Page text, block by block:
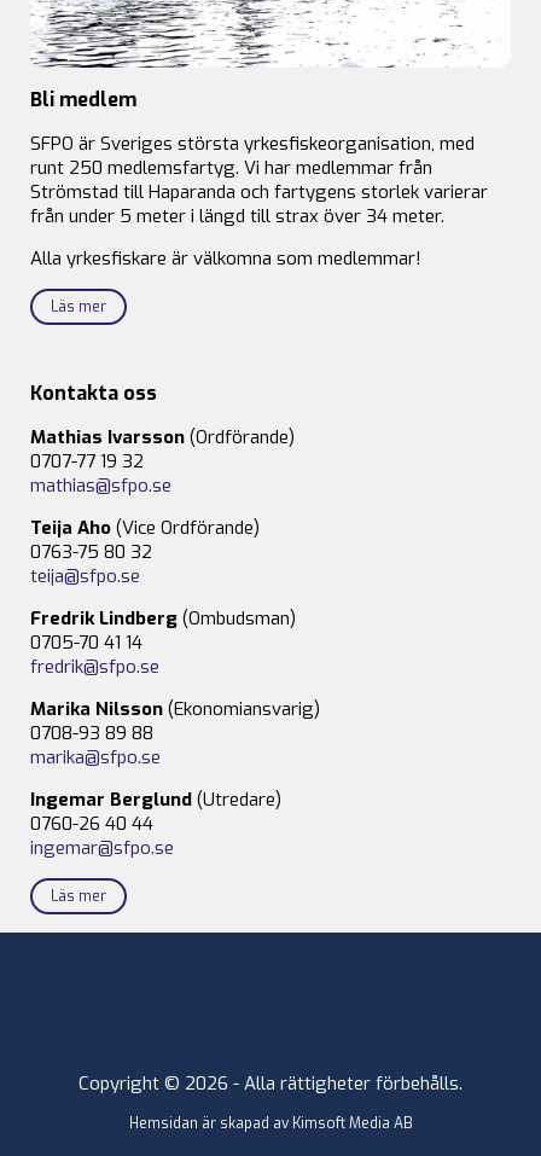
Bli medlem
SFPO är Sveriges största yrkesfiskeorganisation, med
runt 250 medlemsfartyg. Vi har medlemmar från
Strömstad till Haparanda och fartygens storlek varierar
från under 5 meter i längd till strax över 34 meter.
Alla yrkesfiskare är välkomna som medlemmar!
Läs mer
Kontakta oss
Mathias Ivarsson (Ordförande)
0707-77 19 32
mathias@sfpo.se
Teija Aho (Vice Ordförande)
0763-75 80 32
teija@sfpo.se
Fredrik Lindberg (Ombudsman)
0705-70 41 14
fredrik@sfpo.se
Marika Nilsson (Ekonomiansvarig)
0708-93 89 88
marika@sfpo.se
Ingemar Berglund (Utredare)
0760-26 40 44
ingemar@sfpo.se
Läs mer
Copyright © 2026 - Alla rättigheter förbehålls.
Hemsidan är skapad av Kimsoft Media AB